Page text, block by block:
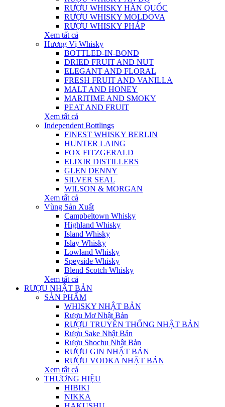
RƯỢU WHISKY HÀN QUỐC
RƯỢU WHISKY MOLDOVA
RƯỢU WHISKY PHÁP
Xem tất cả
Hương Vị Whisky
BOTTLED-IN-BOND
DRIED FRUIT AND NUT
ELEGANT AND FLORAL
FRESH FRUIT AND VANILLA
MALT AND HONEY
MARITIME AND SMOKY
PEAT AND FRUIT
Xem tất cả
Independent Bottlings
FINEST WHISKY BERLIN
HUNTER LAING
FOX FITZGERALD
ELIXIR DISTILLERS
GLEN DENNY
SILVER SEAL
WILSON & MORGAN
Xem tất cả
Vùng Sản Xuất
Campbeltown Whisky
Highland Whisky
Island Whisky
Islay Whisky
Lowland Whisky
Speyside Whisky
Blend Scotch Whisky
Xem tất cả
RƯỢU NHẬT BẢN
SẢN PHẨM
WHISKY NHẬT BẢN
Rượu Mơ Nhật Bản
RƯỢU TRUYỀN THỐNG NHẬT BẢN
Rượu Sake Nhật Bản
Rượu Shochu Nhật Bản
RƯỢU GIN NHẬT BẢN
RƯỢU VODKA NHẬT BẢN
Xem tất cả
THƯƠNG HIỆU
HIBIKI
NIKKA